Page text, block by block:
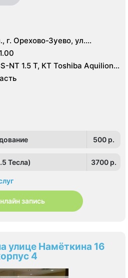
г. Орехово-Зуево, ул.
NT 1.5 Т, КТ Toshiba Aquilion
500 p.
Тесла) 3700 p.
запись
улице Намёткина 16
4